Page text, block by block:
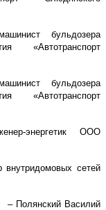
бульдозера
«Автотранспорт
бульдозера
«Автотранспорт
энергетик ООО
сетей
– Полянский Василий